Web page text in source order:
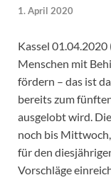
1. April 2020
Kassel
Menschen mit
fördern – das ist
bereits zum
ausgelobt wird.
noch bis
für den
Vorschläge